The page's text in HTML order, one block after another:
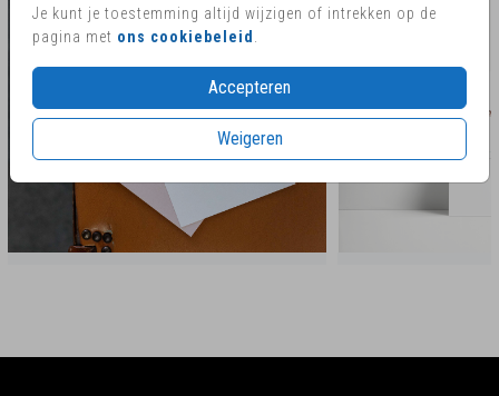
Je kunt je toestemming altijd wijzigen of intrekken op de
pagina met ons cookiebeleid
Accepteren
Weigeren